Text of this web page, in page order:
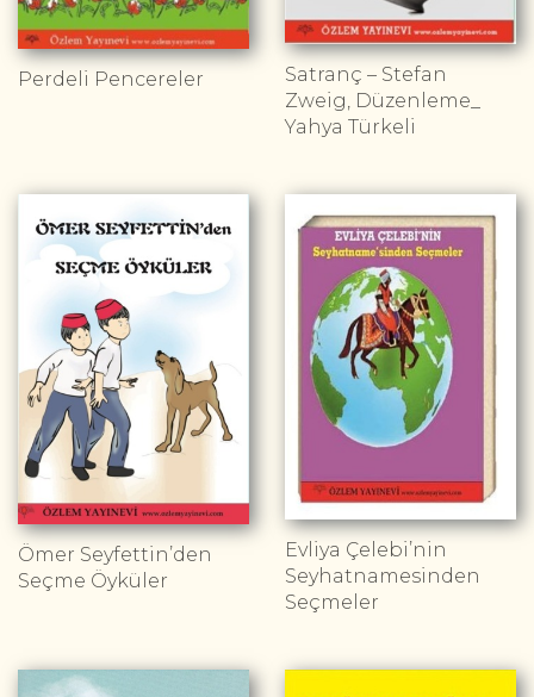
Perdeli Pencereler
Satranç – Stefan
Zweig, Düzenleme_
Yahya Türkeli
Ömer Seyfettin’den
Seçme Öyküler
Evliya Çelebi’nin
Seyhatnamesinden
Seçmeler